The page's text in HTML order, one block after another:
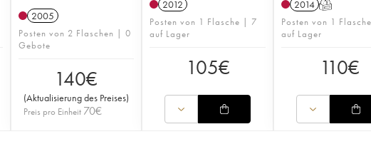
2005
Posten von 2 Flaschen | 0
Gebote
140€
(Aktualisierung des Preises)
Preis pro Einheit 70€
2012
Posten von 1 Flasche | 7
auf Lager
105€
2014 T
Posten von 1
auf Lager
110€